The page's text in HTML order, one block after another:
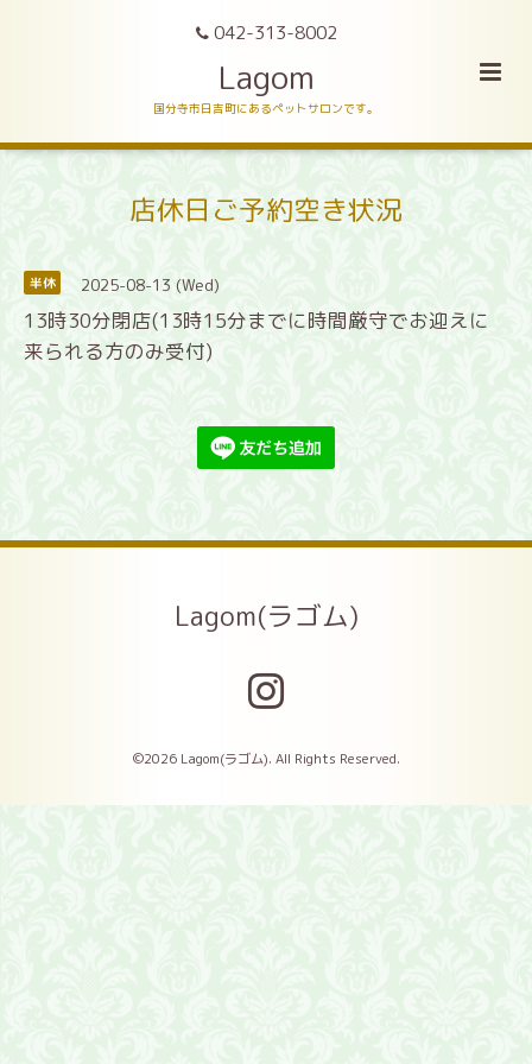
042-313-8002
Lagom
国分寺市日吉町にあるペットサロンです。
店休日ご予約空き状況
半休 2025-08-13 (Wed)
13時30分閉店(13時15分までに時間厳守でお迎えに
来られる方のみ受付)
Lagom(ラゴム)
©2026 Lagom(ラゴム). All Rights Reserved.